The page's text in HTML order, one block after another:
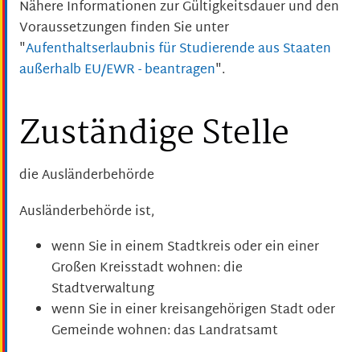
Nähere Informationen zur Gültigkeitsdauer und den
Voraussetzungen finden Sie unter
"Aufenthaltserlaubnis für Studierende aus Staaten
außerhalb EU/EWR - beantragen".
Zuständige Stelle
die Ausländerbehörde
Ausländerbehörde ist,
wenn Sie in einem Stadtkreis oder ein einer
Großen Kreisstadt wohnen: die
Stadtverwaltung
wenn Sie in einer kreisangehörigen Stadt oder
Gemeinde wohnen: das Landratsamt